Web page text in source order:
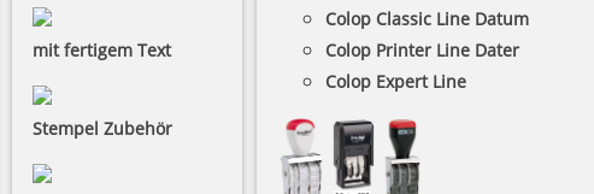
mit fertigem Text
Stempel Zubehör
Colop Classic Line Datum
Colop Printer Line Dater
Colop Expert Line